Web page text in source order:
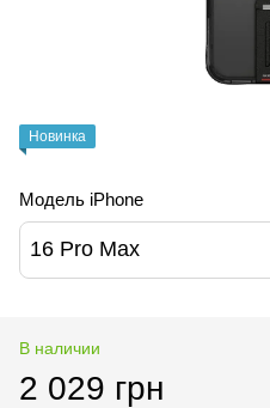
Новинка
Модель iPhone
16 Pro Max
В наличии
2 029 грн